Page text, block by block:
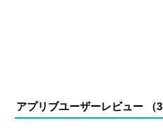
アプリブユーザーレビュー （3